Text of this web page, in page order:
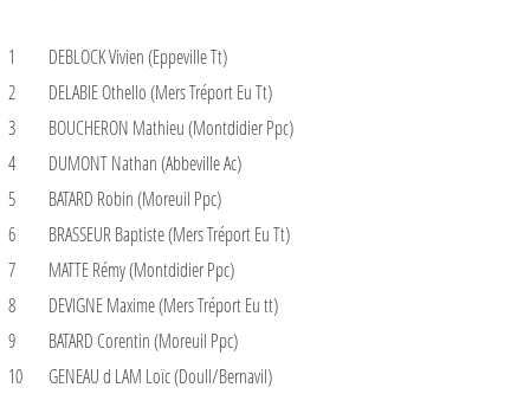
1
DEBLOCK Vivien (Eppeville Tt)
2
DELABIE Othello (Mers Tréport Eu Tt)
3
BOUCHERON Mathieu (Montdidier Ppc)
4
DUMONT Nathan (Abbeville Ac)
5
BATARD Robin (Moreuil Ppc)
6
BRASSEUR Baptiste (Mers Tréport Eu Tt)
7
MATTE Rémy (Montdidier Ppc)
8
DEVIGNE Maxime (Mers Tréport Eu tt)
9
BATARD Corentin (Moreuil Ppc)
10
GENEAU d LAM Loïc (Doull/Bernavil)